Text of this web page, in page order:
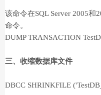
该命令在SQL Server 2005和
命令。
DUMP TRANSACTION
三、收缩数据库文件
DBCC SHRINKFILE